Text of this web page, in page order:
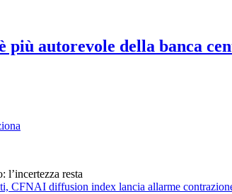
più autorevole della banca
l’incertezza resta
CFNAI diffusion index lancia allarme